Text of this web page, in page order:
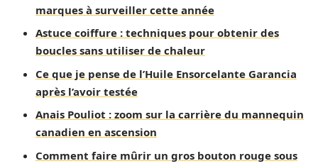
marques à surveiller cette année
Astuce coiffure : techniques pour obtenir des
boucles sans utiliser de chaleur
Ce que je pense de l’Huile Ensorcelante Garancia
après l’avoir testée
Anais Pouliot : zoom sur la carrière du mannequin
canadien en ascension
Comment faire mûrir un gros bouton rouge sous